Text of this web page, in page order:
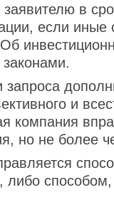
в
если
запроса
и
компания
но не более
либо